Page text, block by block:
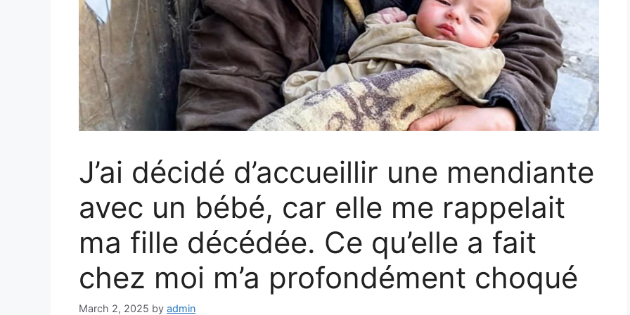
J’ai décidé d’accueillir une mendiante
avec un bébé, car elle me rappelait
ma fille décédée. Ce qu’elle a fait
chez moi m’a profondément choqué
March 2, 2025 by admin